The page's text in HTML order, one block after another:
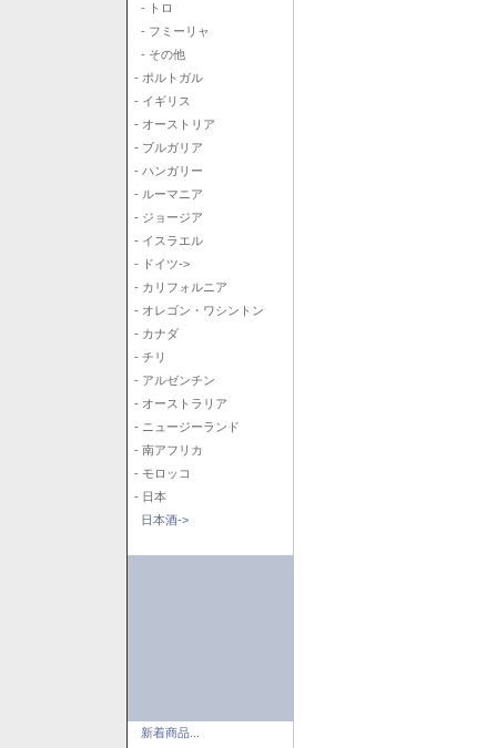
- トロ
- フミーリャ
- その他
- ポルトガル
- イギリス
- オーストリア
- ブルガリア
- ハンガリー
- ルーマニア
- ジョージア
- イスラエル
- ドイツ->
- カリフォルニア
- オレゴン・ワシントン
- カナダ
- チリ
- アルゼンチン
- オーストラリア
- ニュージーランド
- 南アフリカ
- モロッコ
- 日本
日本酒->
新着商品...